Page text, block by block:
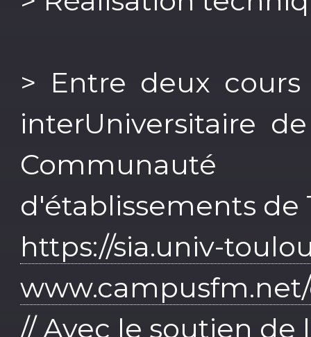
> Entre deux
interUniversitaire
d'établissements de
https://sia.univ-
// Avec le soutien de